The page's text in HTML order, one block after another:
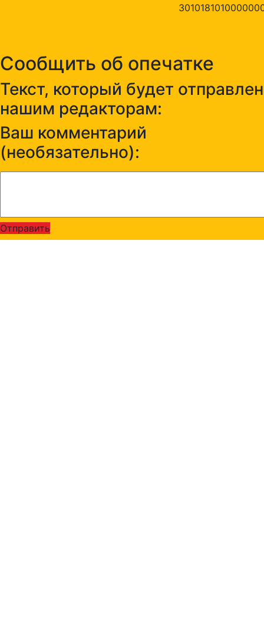
Сообщить об опечатке
Текст, который будет отправлен
нашим редакторам:
Ваш комментарий
(необязательно):
Отправить